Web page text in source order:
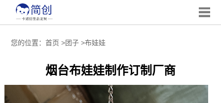
您的位置： 首页 >团子>布娃娃
烟台布娃娃制作订制厂商